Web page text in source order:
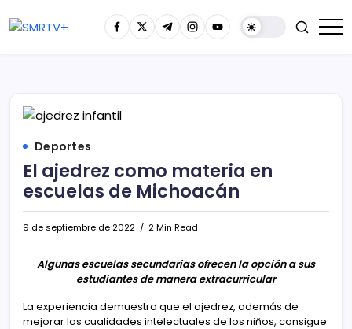
Deportes
El ajedrez como materia en
escuelas de Michoacán
9 de septiembre de 2022 2 Min Read
Algunas escuelas secundarias ofrecen la opción a sus
estudiantes de manera extracurricular
La experiencia demuestra que el ajedrez, además de
mejorar las cualidades intelectuales de los niños, consigue